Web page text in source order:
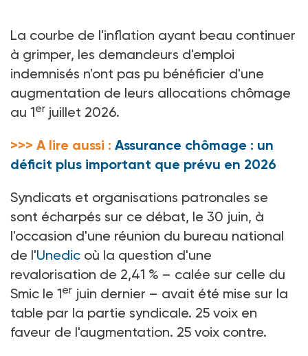
La courbe de l'inflation ayant beau continuer
à grimper, les demandeurs d'emploi
indemnisés n'ont pas pu bénéficier d'une
augmentation de leurs allocations chômage
au 1er juillet 2026.
>>> A lire aussi : Assurance chômage : un
déficit plus important que prévu en 2026
Syndicats et organisations patronales se
sont écharpés sur ce débat, le 30 juin, à
l'occasion d'une réunion du bureau national
de l'Unedic où la question d'une
revalorisation de 2,41 % – calée sur celle du
Smic le 1er juin dernier – avait été mise sur la
table par la partie syndicale. 25 voix en
faveur de l'augmentation. 25 voix contre.